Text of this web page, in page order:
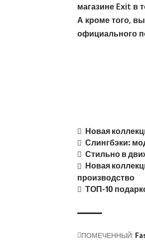
магазине Exit в
А кроме того,
официального
Новая
Слингбэки:
Стильно в
Новая
производство
ТОП-10
ПОМЕЧЕННЫЙ: